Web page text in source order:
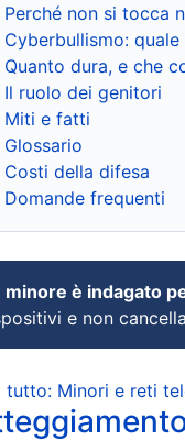
Perché non si tocca
Cyberbullismo:
Quanto dura, e che
Il ruolo dei genitori
Miti e fatti
Glossario
Costi della difesa
Domande frequenti
minore è indagato
e non
tutto: Minori e reti